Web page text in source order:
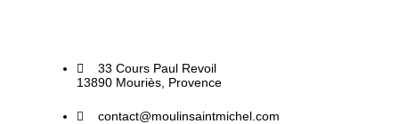
33 Cours Paul Revoil
13890 Mouriès, Provence
contact@moulinsaintmichel.com